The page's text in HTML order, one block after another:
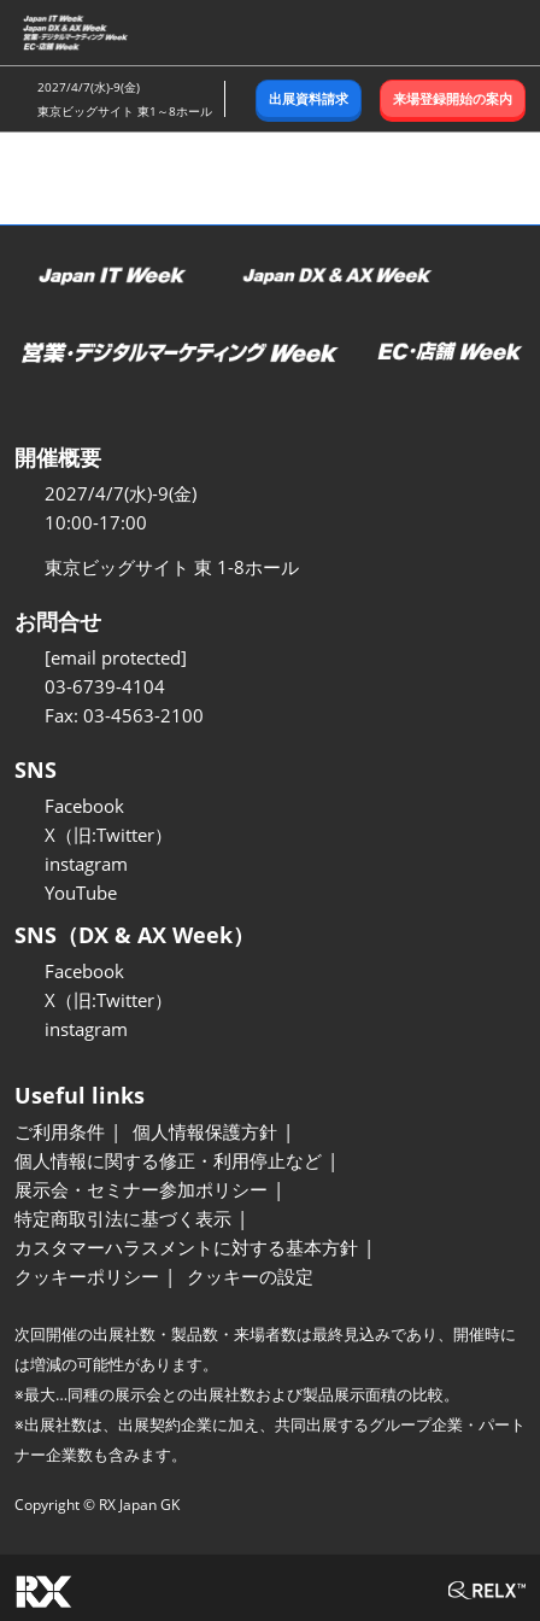
ス
キ
ッ
し
む
2027/4/7(水)-9(金)
東京ビッグサイト 東1～8ホール
出展資料請求 来場登録開始の案内
開催概要
2027/4/7(水)-9(金)
10:00-17:00
東京ビッグサイト 東 1-8ホール
お問合せ
[email protected]
03-6739-4104
Fax: 03-4563-2100
SNS
Facebook
X（旧:Twitter）
instagram
YouTube
SNS（DX & AX Week）
Facebook
X（旧:Twitter）
instagram
Useful links
ご利用条件
個人情報保護方針
個人情報に関する修正・利用停止など
展示会・セミナー参加ポリシー
特定商取引法に基づく表示
カスタマーハラスメントに対する基本方針
クッキーポリシー
クッキーの設定
次回開催の出展社数・製品数・来場者数は最終見込みであり、開催時に
は増減の可能性があります。
※最大…同種の展示会との出展社数および製品展示面積の比較。
※出展社数は、出展契約企業に加え、共同出展するグループ企業・パート
ナー企業数も含みます。
Copyright © RX Japan GK